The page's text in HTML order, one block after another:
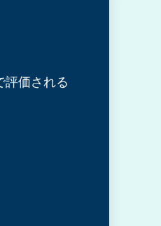
評価される